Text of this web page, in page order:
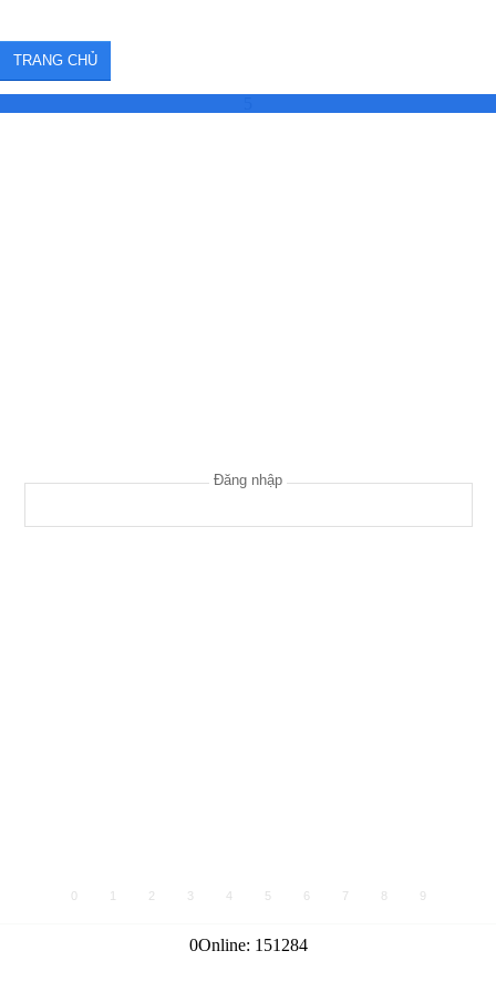
TRANG CHỦ
Đăng nhập
0 1 2 3 4 5 6 7 8 9
0Online: 151284